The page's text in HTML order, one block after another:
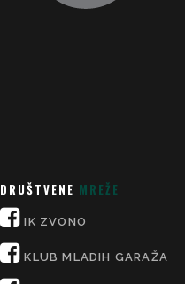
DRUŠTVENE MREŽE
IK ZVONO
KLUB MLADIH GARAŽA